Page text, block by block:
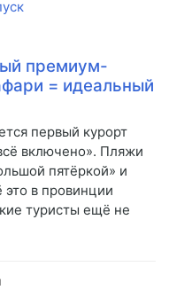
премиум-
= идеальный
первый курорт
включено». Пляжи
пятёркой» и
в провинции
туристы ещё не